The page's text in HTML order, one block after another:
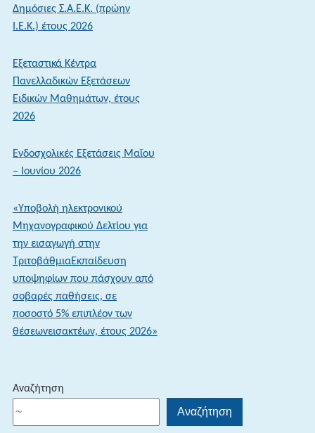
Δημόσιες Σ.Α.Ε.Κ. (πρώην
Ι.Ε.Κ.) έτους 2026
Εξεταστικά Κέντρα
Πανελλαδικών Εξετάσεων
Ειδικών Μαθημάτων, έτους
2026
Ενδοσχολικές Εξετάσεις Μαΐου
– Ιουνίου 2026
«Υποβολή ηλεκτρονικού
Μηχανογραφικού Δελτίου για
την εισαγωγή στην
ΤριτοβάθμιαΕκπαίδευση
υποψηφίων που πάσχουν από
σοβαρές παθήσεις, σε
ποσοστό 5% επιπλέον των
θέσεωνεισακτέων, έτους 2026»
Αναζήτηση
Αναζήτηση